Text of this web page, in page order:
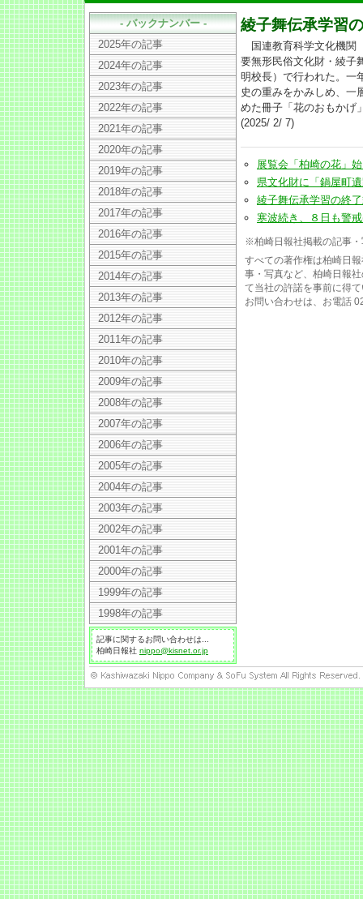
綾子舞伝承学習
国連教育科学文化機関
要無形民俗文化財・綾子
明校長）で行われた。一
史の重みをかみしめ、一
めた冊子「花のおもかげ
(2025/ 2/ 7)
展覧会「柏崎の花」
県文化財に「鍋屋町
綾子舞伝承学習の終
寒波続き、８日も警
※柏崎日報社掲載の記事
すべての著作権は柏崎日
事・写真など、柏崎日報
て当社の許諾を事前に得
お問い合わせは、お電話
- バックナンバー -
2025年の記事
2024年の記事
2023年の記事
2022年の記事
2021年の記事
2020年の記事
2019年の記事
2018年の記事
2017年の記事
2016年の記事
2015年の記事
2014年の記事
2013年の記事
2012年の記事
2011年の記事
2010年の記事
2009年の記事
2008年の記事
2007年の記事
2006年の記事
2005年の記事
2004年の記事
2003年の記事
2002年の記事
2001年の記事
2000年の記事
1999年の記事
1998年の記事
記事に関するお問い合わせは...
柏崎日報社 nippo@kisnet.or.jp